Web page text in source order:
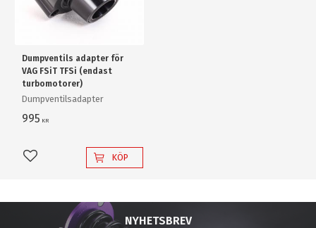
Dumpventils adapter för
VAG FSiT TFSi (endast
turbomotorer)
Dumpventilsadapter
995 KR
Lägg till i favoriter
KÖP
NYHETSBREV